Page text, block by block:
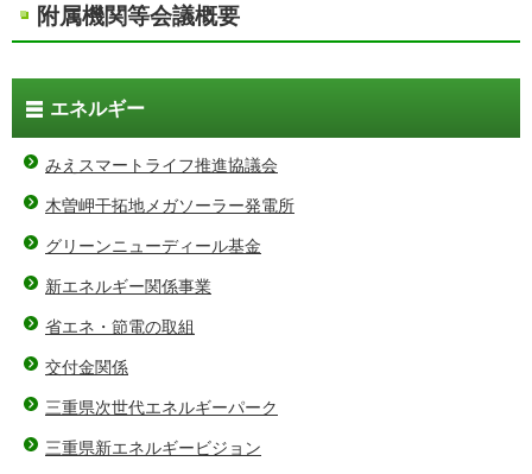
附属機関等会議概要
エネルギー
みえスマートライフ推進協議会
木曽岬干拓地メガソーラー発電所
グリーンニューディール基金
新エネルギー関係事業
省エネ・節電の取組
交付金関係
三重県次世代エネルギーパーク
三重県新エネルギービジョン